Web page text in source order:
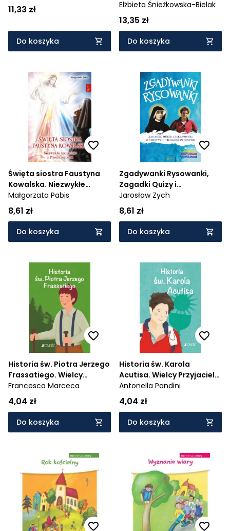
11,33 zł
Do koszyka
Elżbieta Śnieżkowska-Bielak
13,35 zł
Do koszyka
Święta siostra Faustyna
Kowalska. Niezwykłe
spotkania z Panem
Jezusem
Małgorzata Pabis
8,61 zł
Do koszyka
Zgadywanki Rysowanki,
Zagadki Quizy i
Ciekawostki o świętych i
błogosławionych
Jarosław Zych
8,61 zł
Do koszyka
Historia św. Piotra Jerzego
Frassatiego. Wielcy
przyjaciele Jezusa
Francesca Marceca
4,04 zł
Do koszyka
Historia św. Karola
Acutisa. Wielcy Przyjaciele
Jezusa
Antonella Pandini
4,04 zł
Do koszyka